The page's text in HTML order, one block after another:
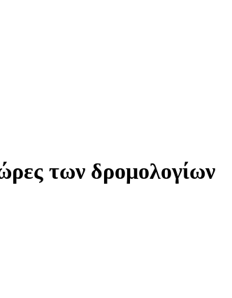
των δρομολογίων